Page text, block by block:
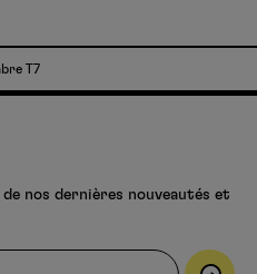
T7
nos dernières nouveautés et